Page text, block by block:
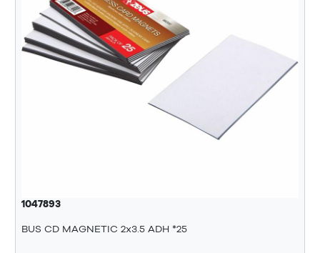
1047893
BUS CD MAGNETIC 2x3.5 ADH *25